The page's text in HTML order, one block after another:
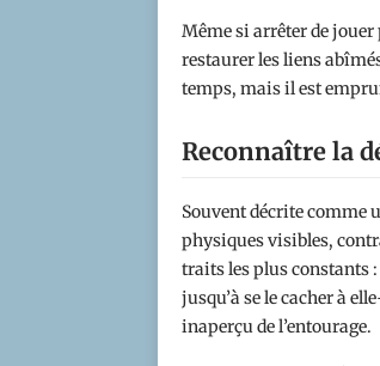
Même si arrêter de
restaurer les liens
temps, mais il est
Reconnaître la
Souvent décrite comme
physiques visibles,
traits les plus constants
jusqu’à se le cacher à
inaperçu de l’entourage.